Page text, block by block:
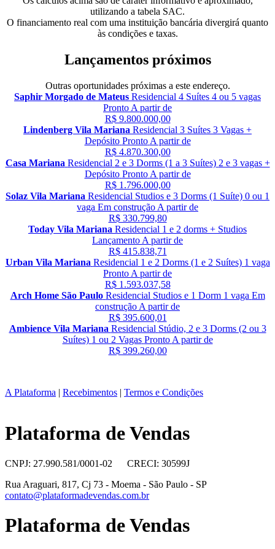
utilizando a tabela SAC.
O financiamento real com uma instituição bancária divergirá quanto
às condições e taxas.
Lançamentos próximos
Outras oportunidades próximas a este endereço.
Saphir Morgado de Mateus Residencial 4 Suítes 4 ou 5 vagas
Pronto A partir de
R$ 9.800.000,00
Lindenberg Vila Mariana Residencial 3 Suítes 3 Vagas +
Depósito Pronto A partir de
R$ 4.870.300,00
Casa Mariana Residencial 2 e 3 Dorms (1 a 3 Suítes) 2 e 3 vagas +
Depósito Pronto A partir de
R$ 1.796.000,00
Solaz Vila Mariana Residencial Studios e 3 Dorms (1 Suíte) 0 ou 1
vaga Em construção A partir de
R$ 330.799,80
Today Vila Mariana Residencial 1 e 2 dorms + Studios
Lançamento A partir de
R$ 415.838,71
Urban Vila Mariana Residencial 1 e 2 Dorms (1 e 2 Suítes) 1 vaga
Pronto A partir de
R$ 1.593.037,58
Arch Home São Paulo Residencial Studios e 1 Dorm 1 vaga Em
construção A partir de
R$ 395.600,01
Ambience Vila Mariana Residencial Stúdio, 2 e 3 Dorms (2 ou 3
Suítes) 1 ou 2 Vagas Pronto A partir de
R$ 399.260,00
A Plataforma | Recebimentos | Termos e Condições
Plataforma de Vendas
CNPJ: 27.990.581/0001-02 CRECI: 30599J
Rua Araguari, 817, Cj 73 - Moema - São Paulo - SP
contato@plataformadevendas.com.br
Plataforma de Vendas